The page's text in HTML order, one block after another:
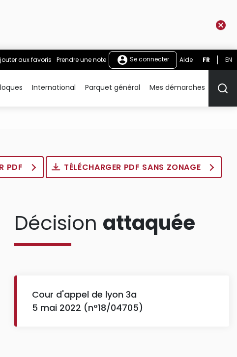
aux favoris Prendre une note Se connecter Aide FR EN
International Parquet général Mes démarches
PDF TÉLÉCHARGER PDF SANS ZONAGE
Décision attaquée
Cour d'appel de lyon 3a
5 mai 2022 (n°18/04705)